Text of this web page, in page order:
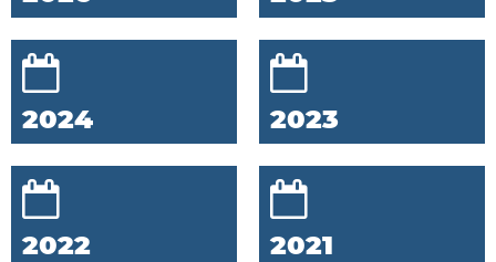
2024 2023
2022 2021